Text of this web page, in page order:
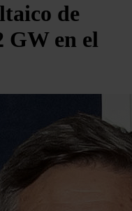
de
GW en el